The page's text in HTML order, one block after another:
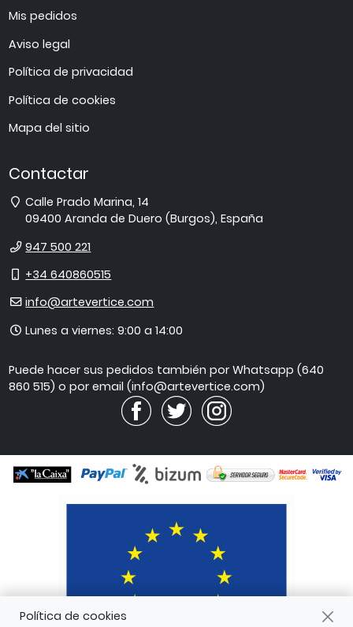
Mis pedidos
Aviso legal
Política de privacidad
Política de cookies
Mapa del sitio
Contactar
Dirección
Calle Prado Marina, 14
09400 Aranda de Duero (Burgos),España
Teléfono
947 500 221
Móvil
+34 640860515
E-
info@artevertice.com
Horario
atención
Lunes a viernes: 9:00 a 14:00
Puede hacer sus pedidos también por Whatsapp (640
860 515) o por email (info@artevertice.com)
Política de cookies